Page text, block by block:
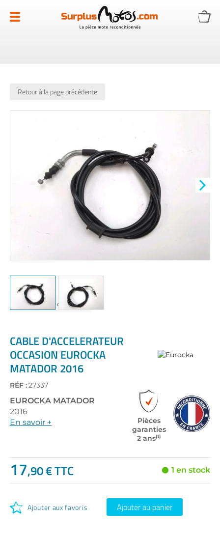
au
contenu
Retour à la page précédente
the
beginning
of
the
images
gallery
CABLE D'ACCELERATEUR
OCCASION EUROCKA
MATADOR 2016
RÉF :27337
EUROCKA MATADOR
2016
En savoir +
Pièces
garanties
2 ans(1)
17,90 € TTC 1 en stock
Ajouter aux favoris Ajouter au panier